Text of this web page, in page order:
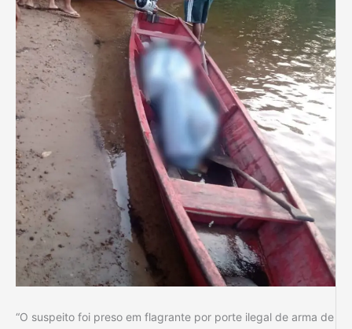
“O suspeito foi preso em flagrante por porte ilegal de arma de